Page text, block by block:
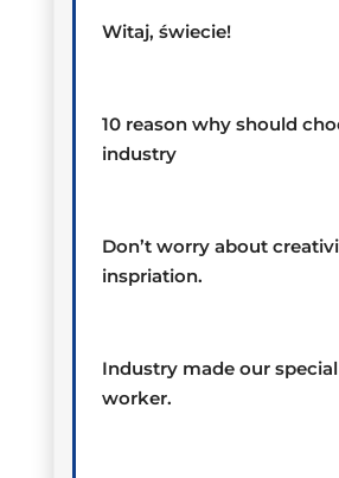
Witaj, świecie!
10 reason why should
industry
Don’t worry about
inspriation.
Industry made our
worker.